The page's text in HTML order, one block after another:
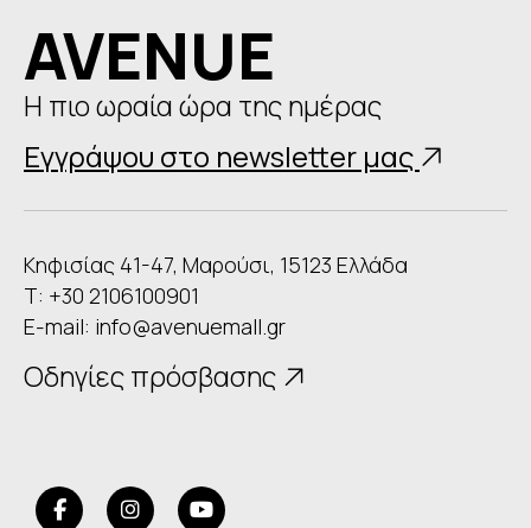
AVENUE
Η πιο ωραία ώρα της ημέρας
Εγγράψου στο newsletter μας
Κηφισίας 41-47, Μαρούσι, 15123 Ελλάδα
Τ: +30 2106100901
E-mail: info@avenuemall.gr
Οδηγίες πρόσβασης